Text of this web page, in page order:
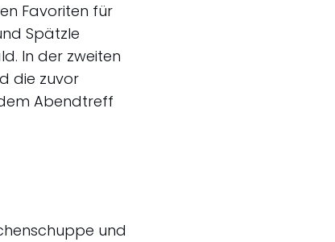
Favoriten für
Spätzle
In der zweiten
die zuvor
Abendtreff
und